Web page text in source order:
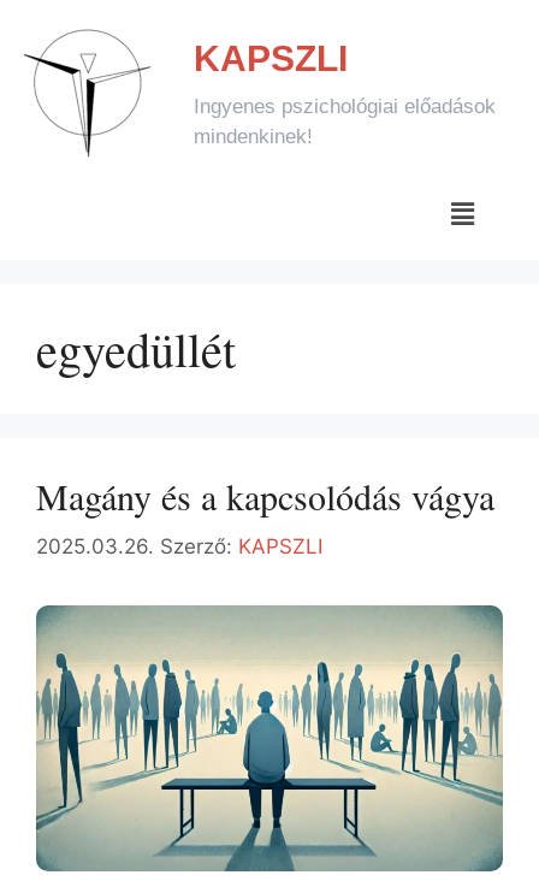
KAPSZLI
Ingyenes pszichológiai előadások
mindenkinek!
egyedüllét
Magány és a kapcsolódás vágya
2025.03.26. Szerző: KAPSZLI